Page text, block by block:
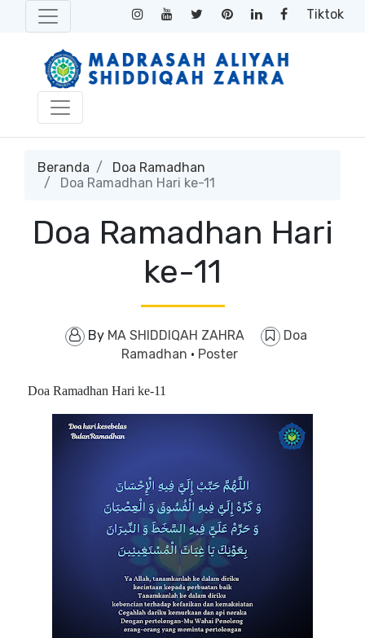
Tiktok
Beranda
Doa Ramadhan
Doa Ramadhan Hari ke-11
Doa Ramadhan Hari
ke-11
By MA SHIDDIQAH ZAHRA
Doa
Ramadhan · Poster
Doa Ramadhan Hari ke-11